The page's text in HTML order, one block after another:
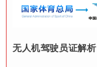
无人机驾驶员证解析